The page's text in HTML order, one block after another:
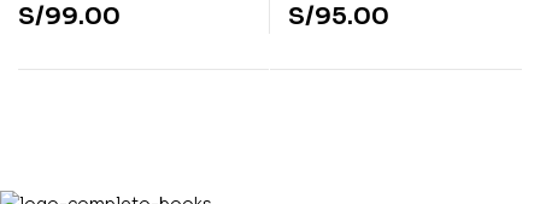
S/99.00 S/95.00